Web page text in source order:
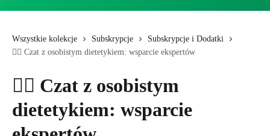
Wszystkie kolekcje Subskrypcje
Subskrypcje i Dodatki
🧑‍⚕️ Czat z osobistym dietetykiem: wsparcie ekspertów
🧑‍⚕️ Czat z osobistym
dietetykiem: wsparcie